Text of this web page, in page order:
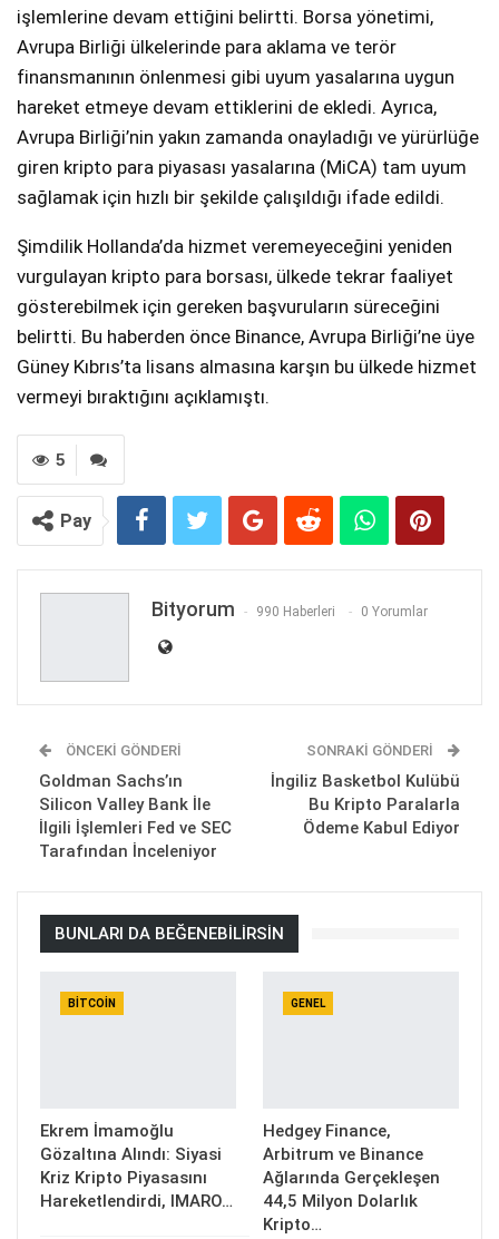
işlemlerine devam ettiğini belirtti. Borsa yönetimi,
Avrupa Birliği ülkelerinde para aklama ve terör
finansmanının önlenmesi gibi uyum yasalarına uygun
hareket etmeye devam ettiklerini de ekledi. Ayrıca,
Avrupa Birliği’nin yakın zamanda onayladığı ve yürürlüğe
giren kripto para piyasası yasalarına (MiCA) tam uyum
sağlamak için hızlı bir şekilde çalışıldığı ifade edildi.
Şimdilik Hollanda’da hizmet veremeyeceğini yeniden
vurgulayan kripto para borsası, ülkede tekrar faaliyet
gösterebilmek için gereken başvuruların süreceğini
belirtti. Bu haberden önce Binance, Avrupa Birliği’ne üye
Güney Kıbrıs’ta lisans almasına karşın bu ülkede hizmet
vermeyi bıraktığını açıklamıştı.
5
Pay
Bityorum 990 Haberleri 0 Yorumlar
ÖNCEKI GÖNDERI
Goldman Sachs’ın
Silicon Valley Bank İle
İlgili İşlemleri Fed ve SEC
Tarafından İnceleniyor
SONRAKI GÖNDERI
İngiliz Basketbol Kulübü
Bu Kripto Paralarla
Ödeme Kabul Ediyor
BUNLARI DA BEĞENEBILIRSIN
BITCOIN
Ekrem İmamoğlu
Gözaltına Alındı: Siyasi
Kriz Kripto Piyasasını
Hareketlendirdi, IMARO…
GENEL
Hedgey Finance,
Arbitrum ve Binance
Ağlarında Gerçekleşen
44,5 Milyon Dolarlık
Kripto…